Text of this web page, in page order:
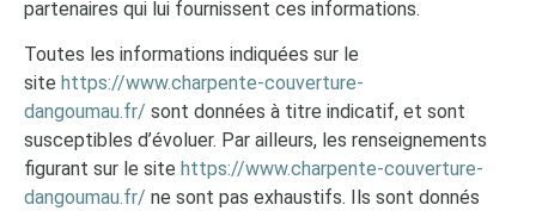
partenaires qui lui fournissent ces informations.
Toutes les informations indiquées sur le
site https://www.charpente-couverture-
dangoumau.fr/ sont données à titre indicatif, et sont
susceptibles d’évoluer. Par ailleurs, les renseignements
figurant sur le site https://www.charpente-couverture-
dangoumau.fr/ ne sont pas exhaustifs. Ils sont donnés